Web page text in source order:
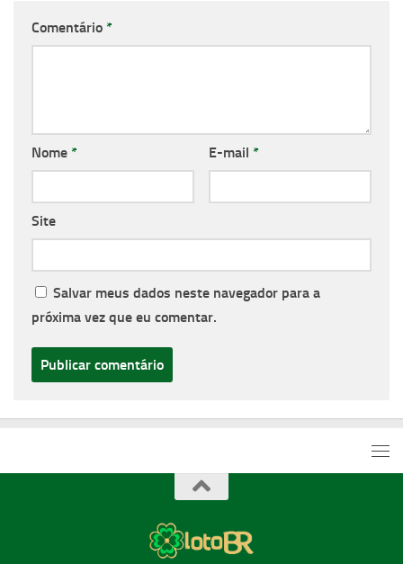
Comentário *
Nome * E-mail *
Site
Salvar meus dados neste navegador para a
próxima vez que eu comentar.